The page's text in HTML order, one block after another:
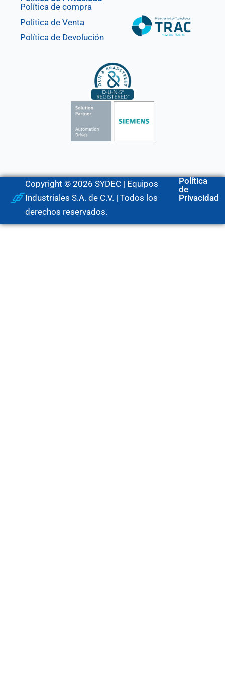
Política de compra
Politica de Venta
Política de Devolución
Copyright © 2026 SYDEC | Equipos
Industriales S.A. de C.V. | Todos los
derechos reservados.
Política
de
Privacidad